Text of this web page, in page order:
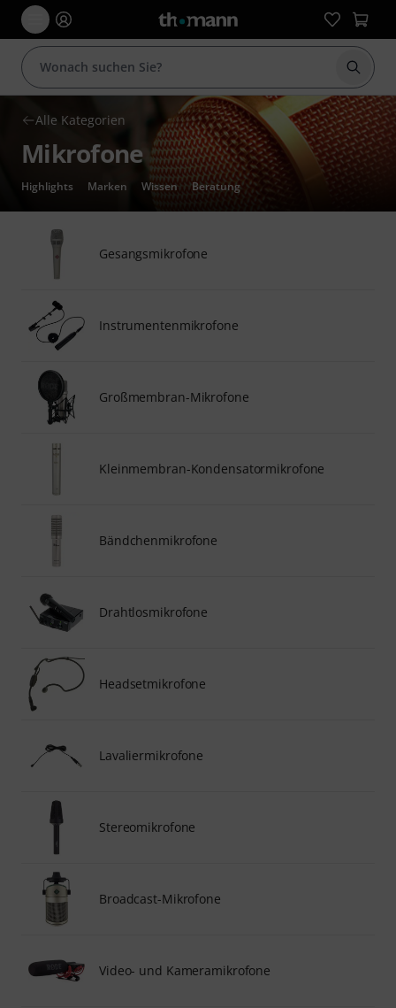
Suche
Alle Kategorien
Mikrofone
Highlights Marken Wissen Beratung
Gesangsmikrofone
Instrumentenmikrofone
Großmembran-Mikrofone
Kleinmembran-Kondensatormikrofone
Bändchenmikrofone
Drahtlosmikrofone
Headsetmikrofone
Lavaliermikrofone
Stereomikrofone
Broadcast-Mikrofone
Video- und Kameramikrofone